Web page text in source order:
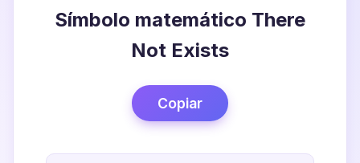
Símbolo matemático There
Not Exists
Copiar